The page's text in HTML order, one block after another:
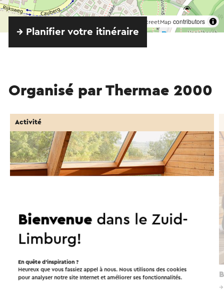
OpenStreetMap contributors
→ Planifier votre itinéraire
Organisé par Thermae 2000
Ongeklede dagen bij Thermae 2000
Activité
Bienvenuedans le Zuid-
Limburg!
En quête d’inspiration ?
Heureux que vous fassiez appel à nous. Nous utilisons des cookies
pour analyser notre site Internet et améliorer ses fonctionnalités.